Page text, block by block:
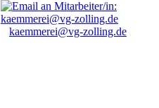
kaemmerei@vg-zolling.de